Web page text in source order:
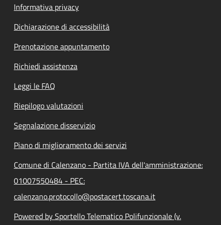
Informativa privacy
Dichiarazione di accessibilità
Prenotazione appuntamento
Richiedi assistenza
Leggi le FAQ
Riepilogo valutazioni
Segnalazione disservizio
Piano di miglioramento dei servizi
Comune di Calenzano - Partita IVA dell'amministrazione:
01007550484 - PEC:
calenzano.protocollo@postacert.toscana.it
Powered by Sportello Telematico Polifunzionale (v.